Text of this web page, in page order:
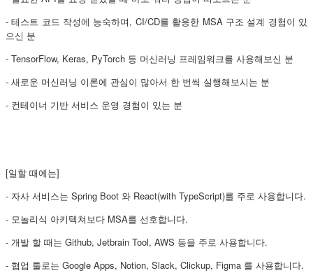
- 테스트 코드 작성에 능숙하며, CI/CD를 활용한 MSA 구조 설계 경험이 있
으신 분
- TensorFlow, Keras, PyTorch 등 머신러닝 프레임워크를 사용해보신 분
- 새로운 머신러닝 이론에 관심이 많아서 한 번씩 실행해보시는 분
- 컨테이너 기반 서비스 운영 경험이 있는 분
[일할 때에는]
- 자사 서비스는 Spring Boot 와 React(with TypeScript)를 주로 사용합니다.
- 모놀리식 아키텍쳐보다 MSA를 선호합니다.
- 개발 할 때는 Github, Jetbrain Tool, AWS 등을 주로 사용합니다.
- 협업 툴로는 Google Apps, Notion, Slack, Clickup, Figma 를 사용합니다.